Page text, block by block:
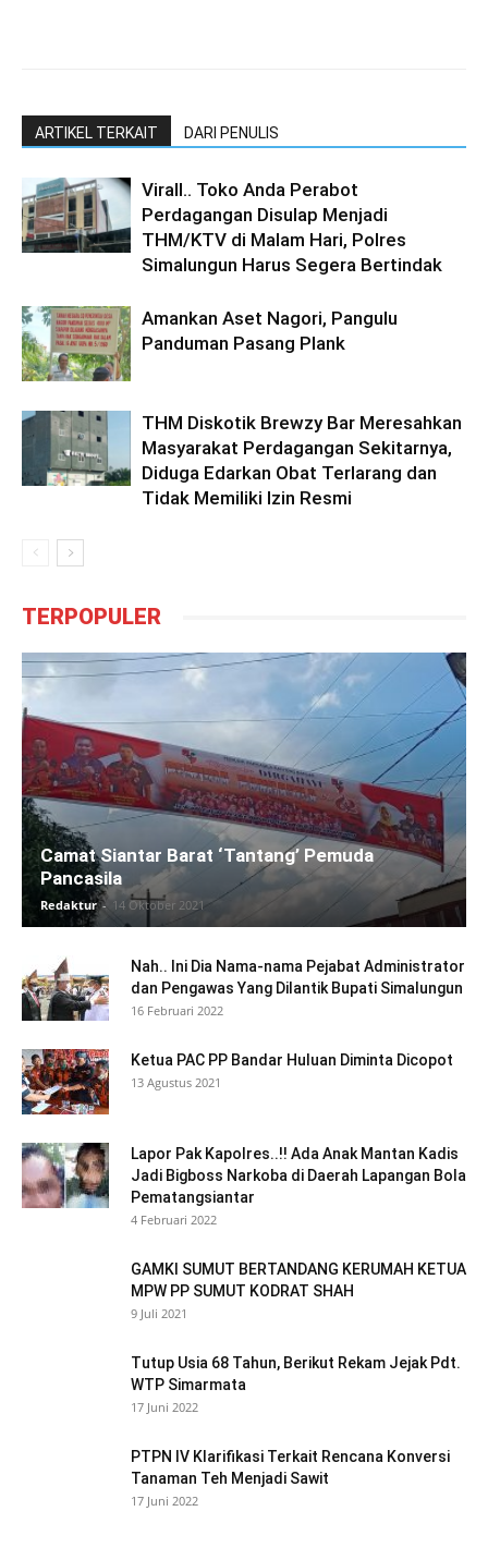
ARTIKEL TERKAIT DARI PENULIS
Virall.. Toko Anda Perabot
Perdagangan Disulap Menjadi
THM/KTV di Malam Hari, Polres
Simalungun Harus Segera Bertindak
Amankan Aset Nagori, Pangulu
Panduman Pasang Plank
THM Diskotik Brewzy Bar Meresahkan
Masyarakat Perdagangan Sekitarnya,
Diduga Edarkan Obat Terlarang dan
Tidak Memiliki Izin Resmi
TERPOPULER
Camat Siantar Barat ‘Tantang’ Pemuda
Pancasila
Redaktur - 14 Oktober 2021
Nah.. Ini Dia Nama-nama Pejabat Administrator
dan Pengawas Yang Dilantik Bupati Simalungun
16 Februari 2022
Ketua PAC PP Bandar Huluan Diminta Dicopot
13 Agustus 2021
Lapor Pak Kapolres..!! Ada Anak Mantan Kadis
Jadi Bigboss Narkoba di Daerah Lapangan Bola
Pematangsiantar
4 Februari 2022
GAMKI SUMUT BERTANDANG KERUMAH KETUA
MPW PP SUMUT KODRAT SHAH
9 Juli 2021
Tutup Usia 68 Tahun, Berikut Rekam Jejak Pdt.
WTP Simarmata
17 Juni 2022
PTPN IV Klarifikasi Terkait Rencana Konversi
Tanaman Teh Menjadi Sawit
17 Juni 2022